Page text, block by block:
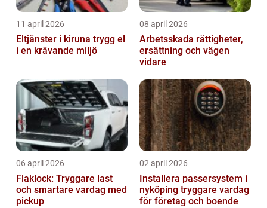
11 april 2026
Eltjänster i kiruna trygg el
i en krävande miljö
08 april 2026
Arbetsskada rättigheter,
ersättning och vägen
vidare
06 april 2026
Flaklock: Tryggare last
och smartare vardag med
pickup
02 april 2026
Installera passersystem i
nyköping tryggare vardag
för företag och boende